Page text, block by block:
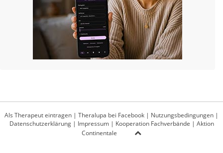
Als Therapeut eintragen | Theralupa bei Facebook | Nutzungsbedingungen |
Datenschutzerklärung| Impressum| Kooperation Fachverbände | Aktion
Continentale